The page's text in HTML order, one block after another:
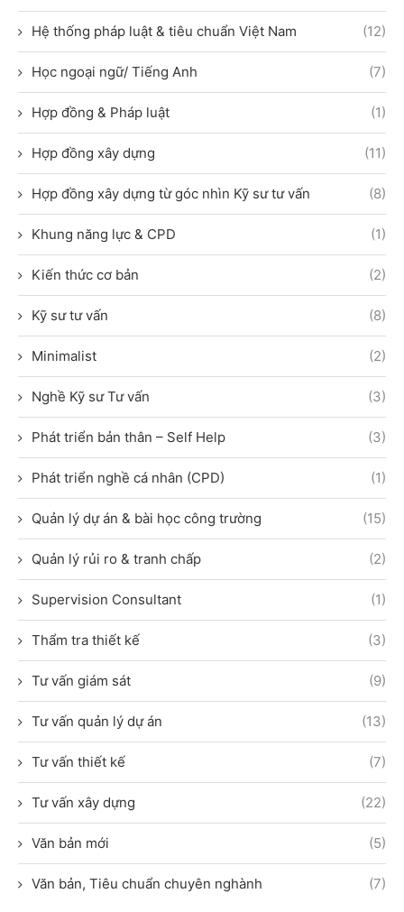
Hệ thống pháp luật & tiêu chuẩn Việt Nam (12)
Học ngoại ngữ/ Tiếng Anh (7)
Hợp đồng & Pháp luật (1)
Hợp đồng xây dựng (11)
Hợp đồng xây dựng từ góc nhìn Kỹ sư tư vấn (8)
Khung năng lực & CPD (1)
Kiến thức cơ bản (2)
Kỹ sư tư vấn (8)
Minimalist (2)
Nghề Kỹ sư Tư vấn (3)
Phát triển bản thân – Self Help (3)
Phát triển nghề cá nhân (CPD) (1)
Quản lý dự án & bài học công trường (15)
Quản lý rủi ro & tranh chấp (2)
Supervision Consultant (1)
Thẩm tra thiết kế (3)
Tư vấn giám sát (9)
Tư vấn quản lý dự án (13)
Tư vấn thiết kế (7)
Tư vấn xây dựng (22)
Văn bản mới (5)
Văn bản, Tiêu chuẩn chuyên nghành (7)